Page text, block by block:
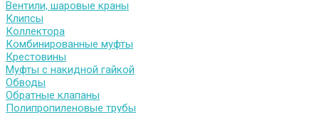
Вентили, шаровые краны
Клипсы
Коллектора
Комбинированные муфты
Крестовины
Муфты с накидной гайкой
Обводы
Обратные клапаны
Полипропиленовые трубы